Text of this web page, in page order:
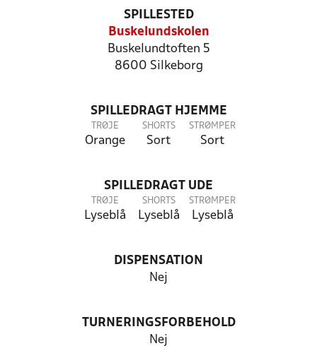
SPILLESTED
Buskelundskolen
Buskelundtoften 5
8600 Silkeborg
SPILLEDRAGT HJEMME
TRØJE
Orange
SHORTS
Sort
STRØMPER
Sort
SPILLEDRAGT UDE
TRØJE
Lyseblå
SHORTS
Lyseblå
STRØMPER
Lyseblå
DISPENSATION
Nej
TURNERINGSFORBEHOLD
Nej